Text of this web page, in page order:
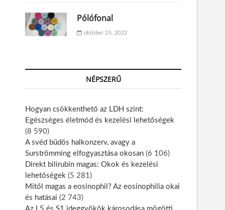
Pólófonal
október 25, 2022
NÉPSZERŰ
Hogyan csökkenthető az LDH szint:
Egészséges életmód és kezelési lehetőségek
(8 590)
A svéd büdös halkonzerv, avagy a
Surströmming elfogyasztása okosan (6 106)
Direkt bilirubin magas: Okok és kezelési
lehetőségek (5 281)
Mitől magas a eosinophil? Az eosinophilia okai
és hatásai (2 743)